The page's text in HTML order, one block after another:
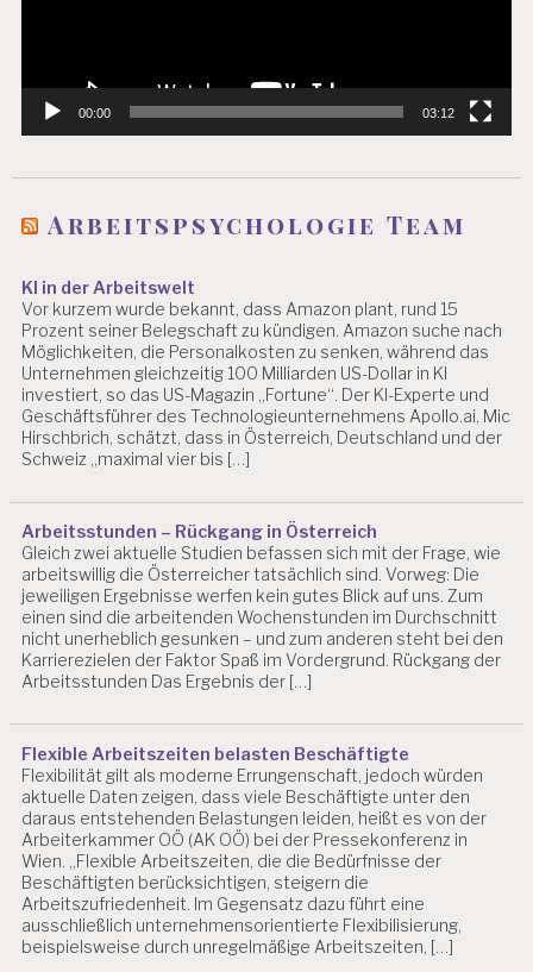
H
T
A
S
H
G
A
S
C
H
G
N
V
E
L
L
E
2
0
1
2
0
1
3
A
U
V
A
B
E
00:00 03:12
Arbeitspsychologie Team
KI in der Arbeitswelt
Vor kurzem wurde bekannt, dass Amazon plant, rund 15
Prozent seiner Belegschaft zu kündigen. Amazon suche nach
Möglichkeiten, die Personalkosten zu senken, während das
Unternehmen gleichzeitig 100 Milliarden US-Dollar in KI
investiert, so das US-Magazin „Fortune“. Der KI-Experte und
Geschäftsführer des Technologieunternehmens Apollo.ai, Mic
Hirschbrich, schätzt, dass in Österreich, Deutschland und der
Schweiz „maximal vier bis […]
Arbeitsstunden – Rückgang in Österreich
Gleich zwei aktuelle Studien befassen sich mit der Frage, wie
arbeitswillig die Österreicher tatsächlich sind. Vorweg: Die
jeweiligen Ergebnisse werfen kein gutes Blick auf uns. Zum
einen sind die arbeitenden Wochenstunden im Durchschnitt
nicht unerheblich gesunken – und zum anderen steht bei den
Karrierezielen der Faktor Spaß im Vordergrund. Rückgang der
Arbeitsstunden Das Ergebnis der […]
Flexible Arbeitszeiten belasten Beschäftigte
Flexibilität gilt als moderne Errungenschaft, jedoch würden
aktuelle Daten zeigen, dass viele Beschäftigte unter den
daraus entstehenden Belastungen leiden, heißt es von der
Arbeiterkammer OÖ (AK OÖ) bei der Pressekonferenz in
Wien. „Flexible Arbeitszeiten, die die Bedürfnisse der
Beschäftigten berücksichtigen, steigern die
Arbeitszufriedenheit. Im Gegensatz dazu führt eine
ausschließlich unternehmensorientierte Flexibilisierung,
beispielsweise durch unregelmäßige Arbeitszeiten, […]